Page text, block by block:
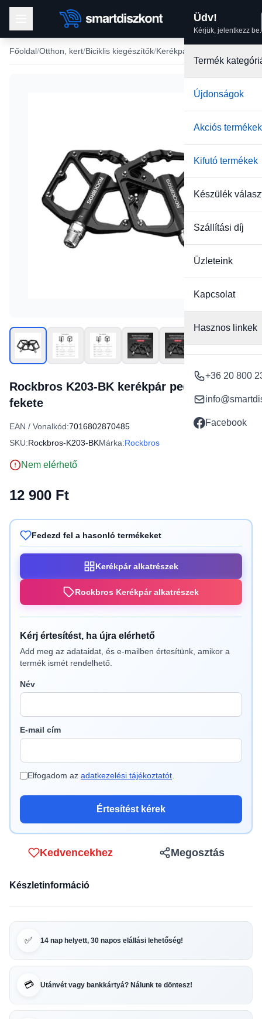
Üdv!
Kérjük, jelentkezz be.
Termék
Újdonságok
Akciós termékek
Kifutó termékek
Készülék
Szállítási díj
Üzleteink
Kapcsolat
Hasznos linkek
+36 20 800
Facebook
Főoldal Otthon, kert Biciklis kiegészítők Kerékpár alkatrészek
Rockbros K203-BK kerékpár pedál szett -
fekete
EAN / Vonalkód:7016802870485
SKU:Rockbros-K203-BKMárka:Rockbros
Nem elérhető
12 900 Ft
Fedezd fel a hasonló termékeket
Kerékpár alkatrészek
Rockbros Kerékpár alkatrészek
Kérj értesítést, ha újra elérhető
Add meg az adataidat, és e-mailben értesítünk, amikor a
termék ismét rendelhető.
Név
E-mail cím
Elfogadom az adatkezelési tájékoztatót
Értesítést kérek
Kedvencekhez Megosztás
Készletinformáció
✅ 14 nap helyett, 30 napos elállási lehetőség!
💳 Utánvét vagy bankkártyá? Nálunk te döntesz!